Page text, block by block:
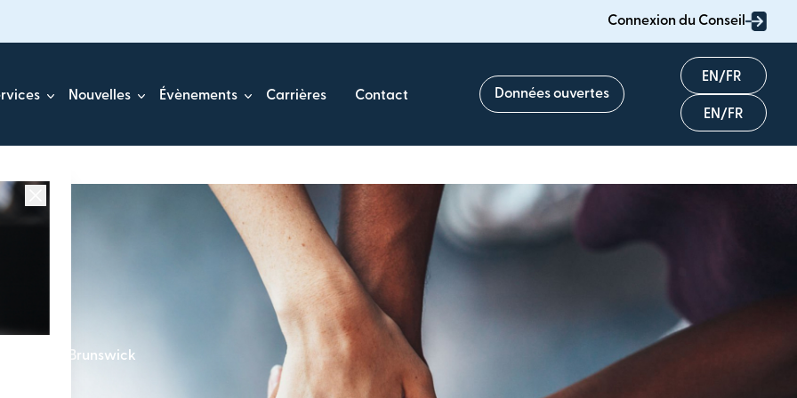
Connexion du Conseil
Nouvelles Évènements Carrières Contact Données ouvertes
English
Français
Nouveau-Brunswick